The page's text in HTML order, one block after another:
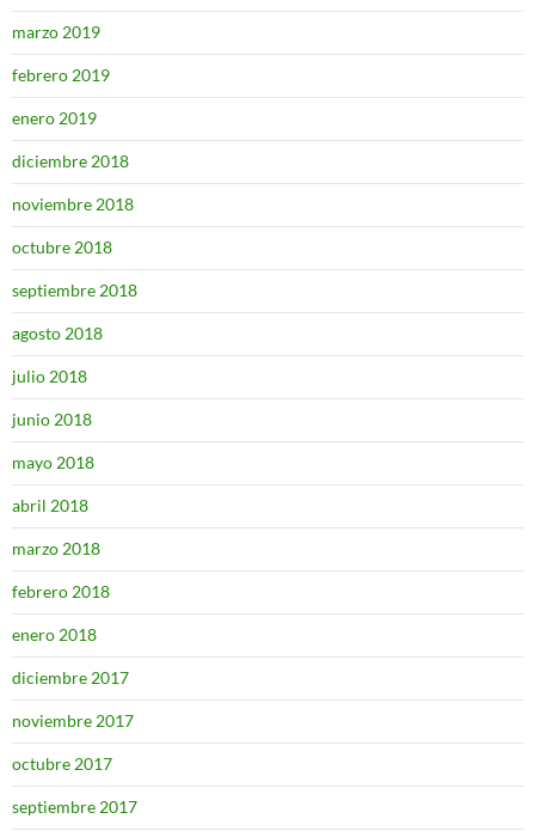
marzo 2019
febrero 2019
enero 2019
diciembre 2018
noviembre 2018
octubre 2018
septiembre 2018
agosto 2018
julio 2018
junio 2018
mayo 2018
abril 2018
marzo 2018
febrero 2018
enero 2018
diciembre 2017
noviembre 2017
octubre 2017
septiembre 2017